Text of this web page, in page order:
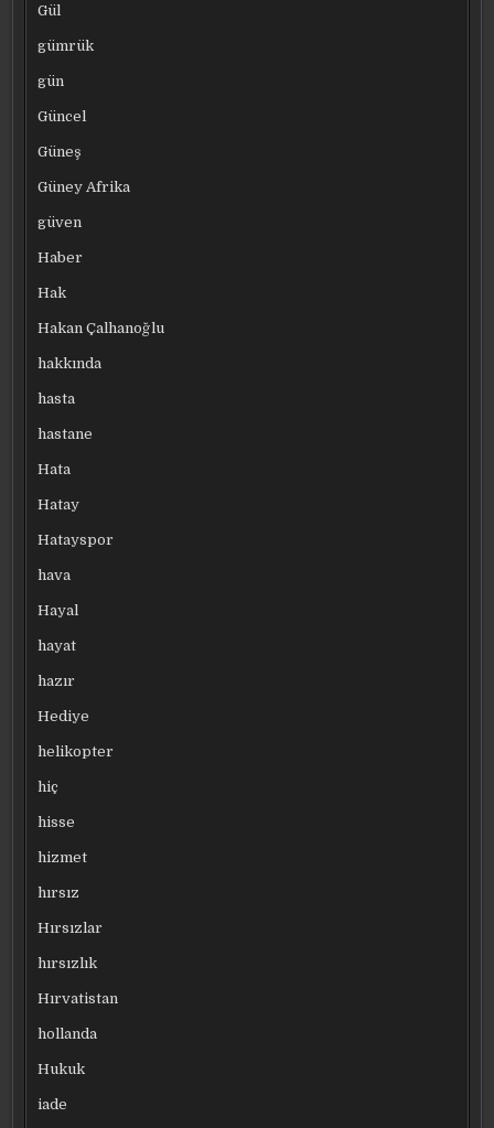
Gül
gümrük
gün
Güncel
Güneş
Güney Afrika
güven
Haber
Hak
Hakan Çalhanoğlu
hakkında
hasta
hastane
Hata
Hatay
Hatayspor
hava
Hayal
hayat
hazır
Hediye
helikopter
hiç
hisse
hizmet
hırsız
Hırsızlar
hırsızlık
Hırvatistan
hollanda
Hukuk
iade